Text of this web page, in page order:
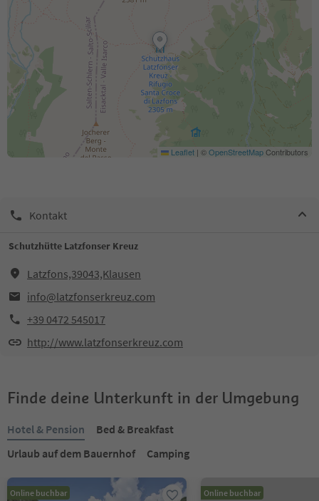
Leaflet | ©OpenStreetMapContributors
Kontakt
Schutzhütte Latzfonser Kreuz
Latzfons,39043,Klausen
info@latzfonserkreuz.com
+39 0472 545017
http://www.latzfonserkreuz.com
Finde deine Unterkunft in der Umgebung
Hotel & Pension
Bed & Breakfast
Urlaub auf dem Bauernhof
Camping
Online buchbar Online buchbar